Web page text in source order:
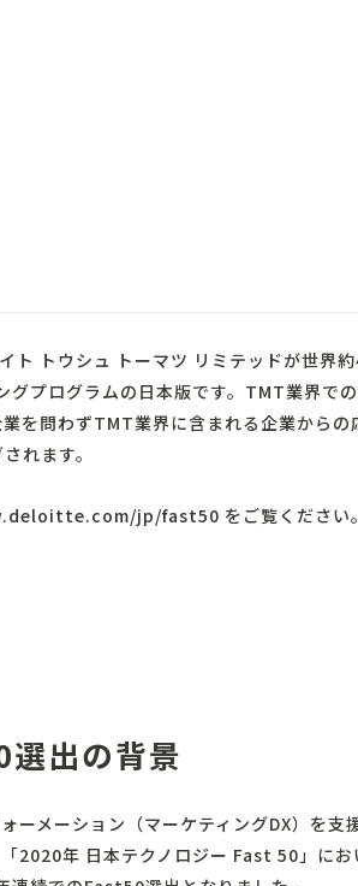
ト トウシュ トーマツ リミテッドが世界
グプログラムの日本版です。TMT業界で
を問わずTMT業界に含まれる企業から
れます。
jp/fast50 をご覧ください。
出の背景
ーメーション（マーケティングDX）を
2020年 日本テクノロジー Fast 50」に